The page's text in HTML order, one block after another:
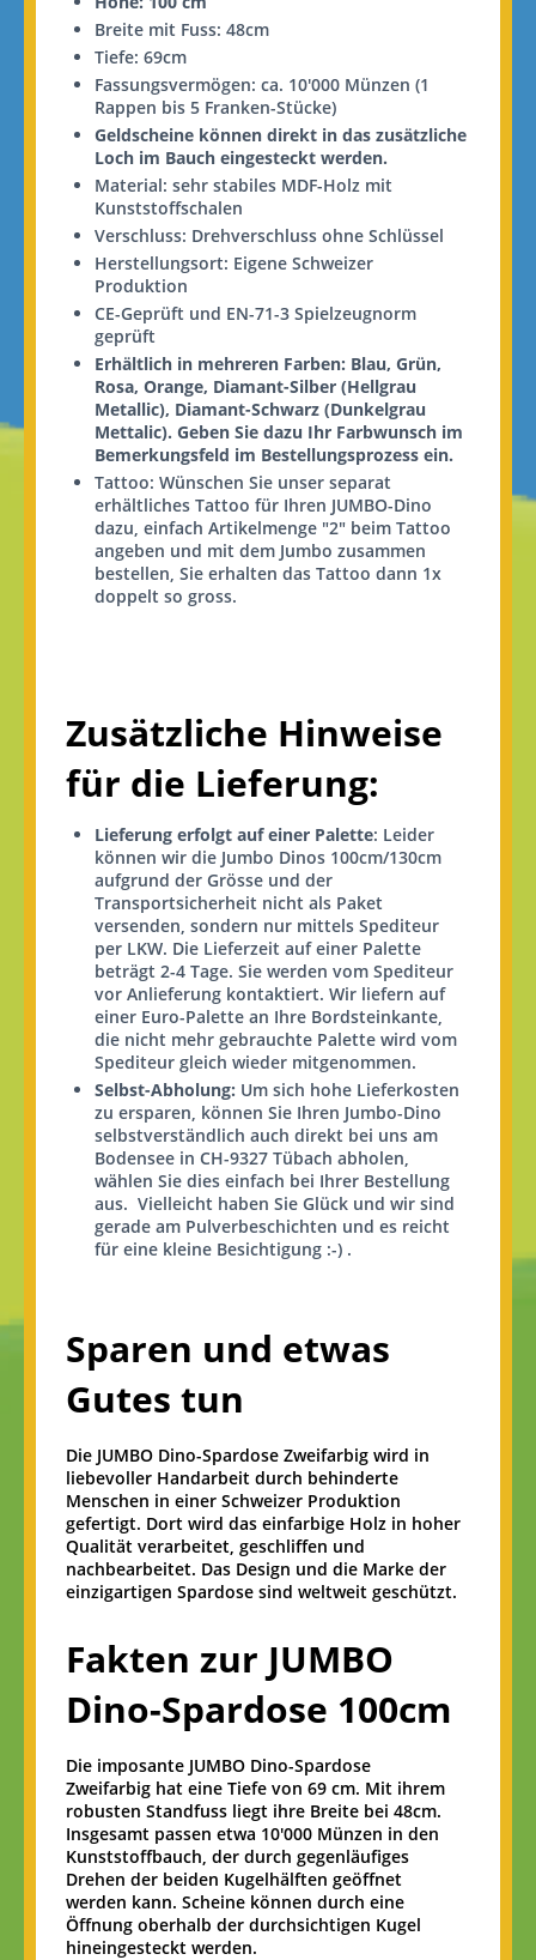
Breite mit Fuss: 48cm
Tiefe: 69cm
Fassungsvermögen: ca. 10'000 Münzen (1
Rappen bis 5 Franken-Stücke)
Geldscheine können direkt in das zusätzliche
Loch im Bauch eingesteckt werden.
Material: sehr stabiles MDF-Holz mit
Kunststoffschalen
Verschluss: Drehverschluss ohne Schlüssel
Herstellungsort: Eigene Schweizer
Produktion
CE-Geprüft und EN-71-3 Spielzeugnorm
geprüft
Erhältlich in mehreren Farben: Blau, Grün,
Rosa, Orange, Diamant-Silber (Hellgrau
Metallic), Diamant-Schwarz (Dunkelgrau
Mettalic). Geben Sie dazu Ihr Farbwunsch im
Bemerkungsfeld im Bestellungsprozess ein.
Tattoo: Wünschen Sie unser separat
erhältliches Tattoo für Ihren JUMBO-Dino
dazu, einfach Artikelmenge "2" beim Tattoo
angeben und mit dem Jumbo zusammen
bestellen, Sie erhalten das Tattoo dann 1x
doppelt so gross.
Zusätzliche Hinweise
für die Lieferung:
Lieferung erfolgt auf einer Palette: Leider
können wir die Jumbo Dinos 100cm/130cm
aufgrund der Grösse und der
Transportsicherheit nicht als Paket
versenden, sondern nur mittels Spediteur
per LKW. Die Lieferzeit auf einer Palette
beträgt 2-4 Tage. Sie werden vom Spediteur
vor Anlieferung kontaktiert. Wir liefern auf
einer Euro-Palette an Ihre Bordsteinkante,
die nicht mehr gebrauchte Palette wird vom
Spediteur gleich wieder mitgenommen.
Selbst-Abholung: Um sich hohe Lieferkosten
zu ersparen, können Sie Ihren Jumbo-Dino
selbstverständlich auch direkt bei uns am
Bodensee in CH-9327 Tübach abholen,
wählen Sie dies einfach bei Ihrer Bestellung
aus. Vielleicht haben Sie Glück und wir sind
gerade am Pulverbeschichten und es reicht
für eine kleine Besichtigung :-) .
Sparen und etwas
Gutes tun
Die JUMBO Dino-Spardose Zweifarbig wird in
liebevoller Handarbeit durch behinderte
Menschen in einer Schweizer Produktion
gefertigt. Dort wird das einfarbige Holz in hoher
Qualität verarbeitet, geschliffen und
nachbearbeitet. Das Design und die Marke der
einzigartigen Spardose sind weltweit geschützt.
Fakten zur JUMBO
Dino-Spardose 100cm
Die imposante JUMBO Dino-Spardose
Zweifarbig hat eine Tiefe von 69 cm. Mit ihrem
robusten Standfuss liegt ihre Breite bei 48cm.
Insgesamt passen etwa 10'000 Münzen in den
Kunststoffbauch, der durch gegenläufiges
Drehen der beiden Kugelhälften geöffnet
werden kann. Scheine können durch eine
Öffnung oberhalb der durchsichtigen Kugel
hineingesteckt werden.